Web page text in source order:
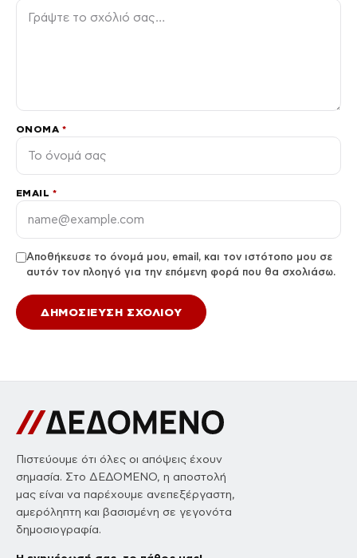
ΌΝΟΜΑ *
EMAIL *
Αποθήκευσε το όνομά μου, email, και τον ιστότοπο μου σε
αυτόν τον πλοηγό για την επόμενη φορά που θα σχολιάσω.
Πιστεύουμε ότι όλες οι απόψεις έχουν
σημασία. Στο ΔΕΔΟΜΕΝΟ, η αποστολή
μας είναι να παρέχουμε ανεπεξέργαστη,
αμερόληπτη και βασισμένη σε γεγονότα
δημοσιογραφία.